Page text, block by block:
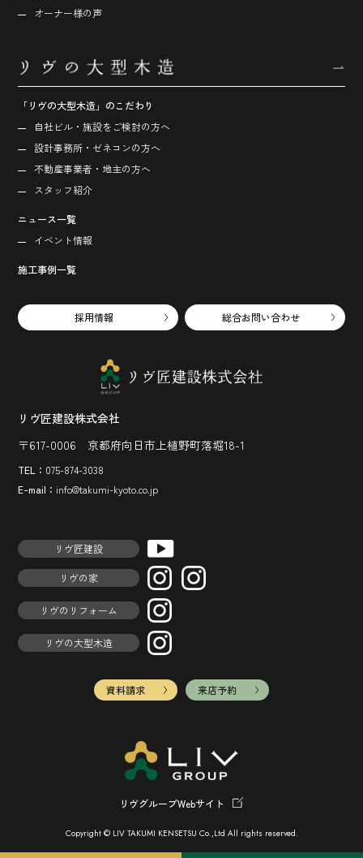
オーナー様の声
「リヴの大型木造」のこだわり
自社ビル・施設をご検討の方へ
設計事務所・ゼネコンの方へ
不動産事業者・地主の方へ
スタッフ紹介
ニュース一覧
イベント情報
施工事例一覧
採用情報 総合お問い合わせ
リヴ匠建設株式会社
〒617-0006 京都府向日市上植野町落堀18-1
TEL： 075-874-3038
E-mail： info@takumi-kyoto.co.jp
リヴ匠建設
リヴの家
リヴのリフォーム
リヴの大型木造
資料請求 来店予約
リヴグループWebサイト
Copyright © LIV TAKUMI KENSETSU Co.,Ltd All rights reserved.